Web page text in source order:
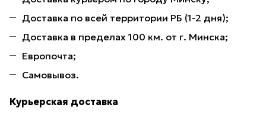
Доставка по всей территории РБ (1-2 дня);
Доставка в пределах 100 км. от г. Минска;
Европочта;
Самовывоз.
Курьерская доставка